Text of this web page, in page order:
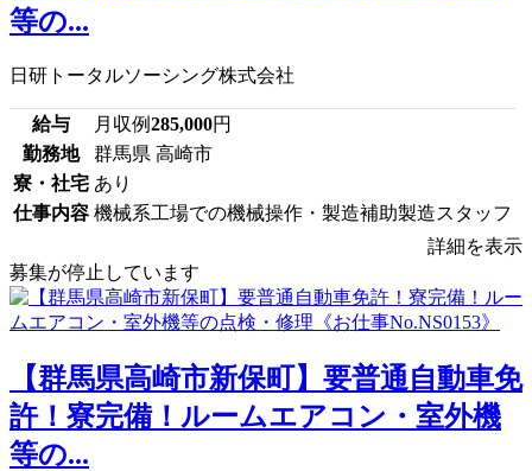
等の...
日研トータルソーシング株式会社
給与 月収例285,000円
勤務地
群馬県 高崎市
寮・社宅 あり
仕事内容 機械系工場での機械操作・製造補助製造スタッフ
詳細を表示
募集が停止しています
【群馬県高崎市新保町】要普通自動車免
許！寮完備！ルームエアコン・室外機
等の...